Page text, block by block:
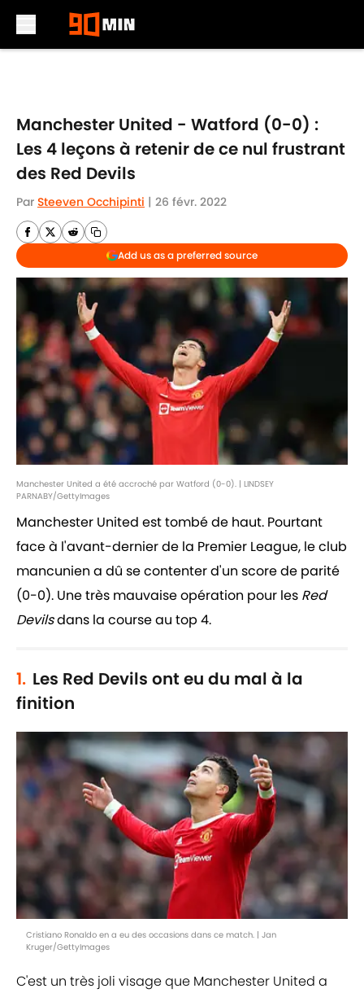
Manchester United - Watford (0-0) :
Les 4 leçons à retenir de ce nul frustrant
des Red Devils
Par Steeven Occhipinti | 26 févr. 2022
Add us as a preferred source
Manchester United a été accroché par Watford (0-0). | LINDSEY
PARNABY/GettyImages
Manchester United est tombé de haut. Pourtant
face à l'avant-dernier de la Premier League, le club
mancunien a dû se contenter d'un score de parité
(0-0). Une très mauvaise opération pour les Red
Devilsdans la course au top 4.
1. Les Red Devils ont eu du mal à la
finition
Cristiano Ronaldo en a eu des occasions dans ce match. | Jan
Kruger/GettyImages
C'est un très joli visage que Manchester United a